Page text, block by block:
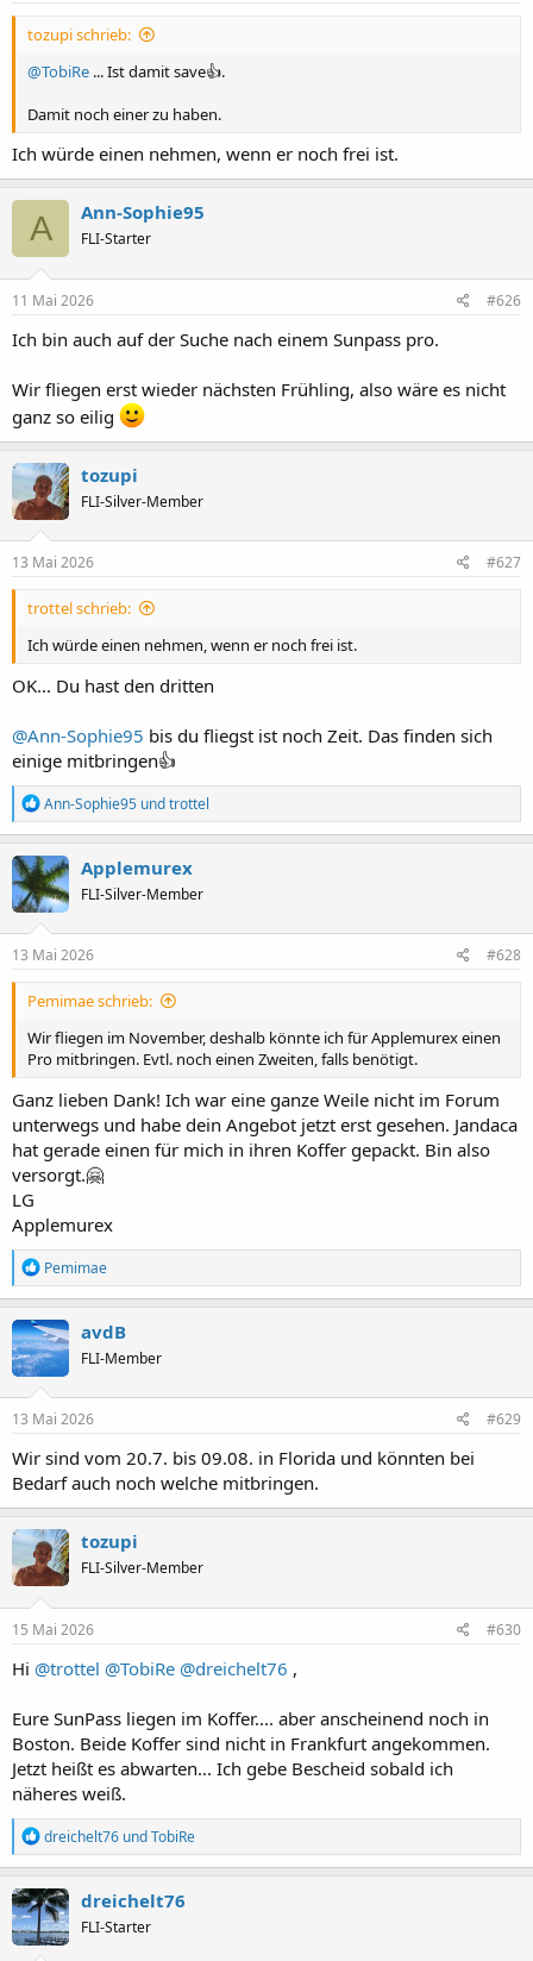
tozupi schrieb:
@TobiRe ... Ist damit save👍.
Damit noch einer zu haben.
Ich würde einen nehmen, wenn er noch frei ist.
A Ann-Sophie95
FLI-Starter
11 Mai 2026 #626
Ich bin auch auf der Suche nach einem Sunpass pro.
Wir fliegen erst wieder nächsten Frühling, also wäre es nicht
ganz so eilig
tozupi
FLI-Silver-Member
13 Mai 2026 #627
trottel schrieb:
Ich würde einen nehmen, wenn er noch frei ist.
OK... Du hast den dritten
@Ann-Sophie95 bis du fliegst ist noch Zeit. Das finden sich
einige mitbringen👍
R
e
a
k
t
i
o
n
e
Ann-Sophie95 undtrottel
Applemurex
FLI-Silver-Member
13 Mai 2026 #628
Pemimae schrieb:
Wir fliegen im November, deshalb könnte ich für Applemurex einen
Pro mitbringen. Evtl. noch einen Zweiten, falls benötigt.
Ganz lieben Dank! Ich war eine ganze Weile nicht im Forum
unterwegs und habe dein Angebot jetzt erst gesehen. Jandaca
hat gerade einen für mich in ihren Koffer gepackt. Bin also
versorgt.🤗
LG
Applemurex
R
e
a
k
t
i
o
n
e
:
Pemimae
avdB
FLI-Member
13 Mai 2026 #629
Wir sind vom 20.7. bis 09.08. in Florida und könnten bei
Bedarf auch noch welche mitbringen.
tozupi
FLI-Silver-Member
15 Mai 2026 #630
Hi @trottel @TobiRe @dreichelt76 ,
Eure SunPass liegen im Koffer.... aber anscheinend noch in
Boston. Beide Koffer sind nicht in Frankfurt angekommen.
Jetzt heißt es abwarten... Ich gebe Bescheid sobald ich
näheres weiß.
R
e
a
k
t
i
o
dreichelt76 undTobiRe
dreichelt76
FLI-Starter